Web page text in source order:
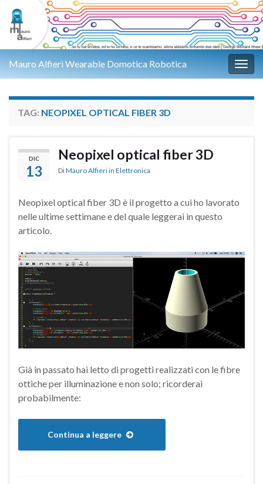
Mauro Alfieri Wearable Domotica Robotica
TAG: NEOPIXEL OPTICAL FIBER 3D
DIC
13
Neopixel optical fiber 3D
DiMauro Alfieri in Elettronica
Neopixel optical fiber 3D è il progetto a cui ho lavorato
nelle ultime settimane e del quale leggerai in questo
articolo.
Già in passato hai letto di progetti realizzati con le fibre
ottiche per illuminazione e non solo; ricorderai
probabilmente:
Continua a leggere